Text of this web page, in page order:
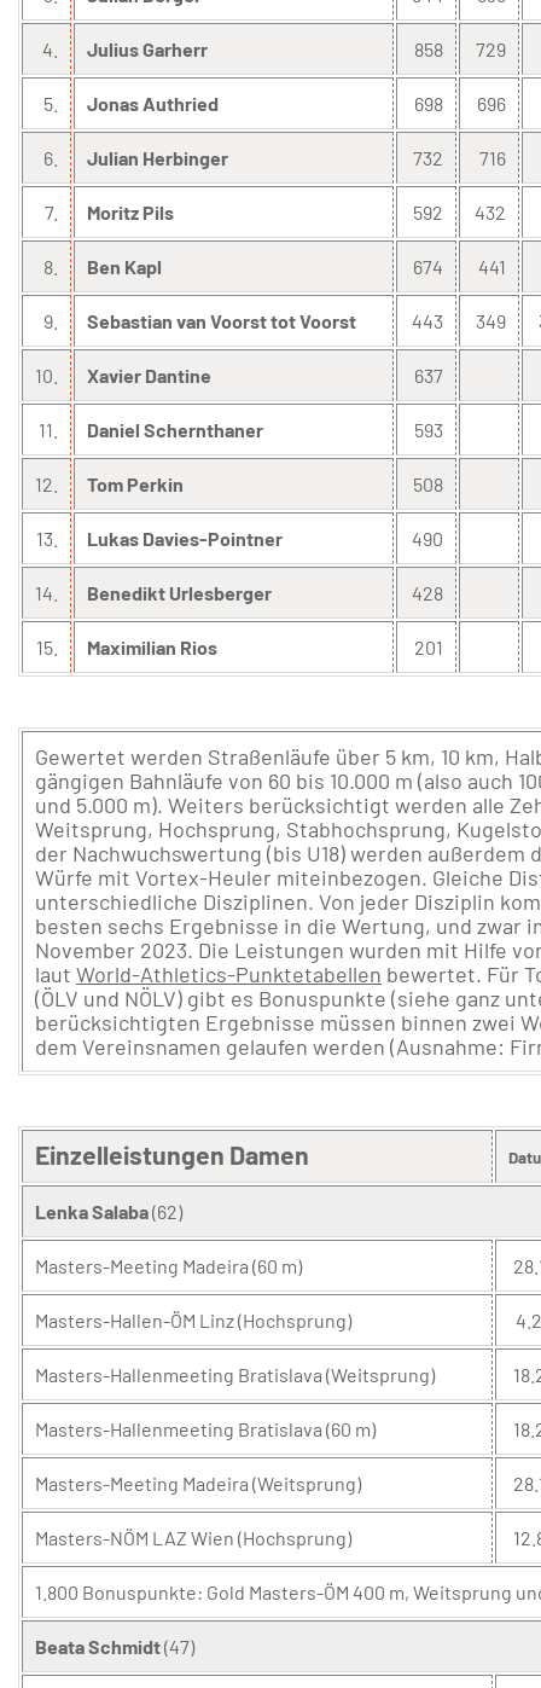
4. Julius Garherr 858 729
5. Jonas Authried 698 696
6. Julian Herbinger 732 716
7. Moritz Pils 592 432
8. Ben Kapl 674 441
9. Sebastian van Voorst tot Voorst 443 349
10. Xavier Dantine 637
11. Daniel Schernthaner 593
12. Tom Perkin 508
13. Lukas Davies-Pointner 490
14. Benedikt Urlesberger 428
15. Maximilian Rios 201
Gewertet werden Straßenläufe über 5 km, 10 km,
gängigen Bahnläufe von 60 bis 10.000 m (also auch
und 5.000 m). Weiters berücksichtigt werden alle
Weitsprung, Hochsprung, Stabhochsprung,
der Nachwuchswertung (bis U18) werden außerdem
Würfe mit Vortex-Heuler miteinbezogen. Gleiche
unterschiedliche Disziplinen. Von jeder Disziplin
besten sechs Ergebnisse in die Wertung, und zwar
November 2023. Die Leistungen wurden mit Hilfe
laut World-Athletics-Punktetabellen bewertet. Für
(ÖLV und NÖLV) gibt es Bonuspunkte (siehe ganz
berücksichtigten Ergebnisse müssen binnen zwei
dem Vereinsnamen gelaufen werden (Ausnahme:
Einzelleistungen Damen
Lenka Salaba(62)
Masters-Meeting Madeira (60 m)
Masters-Hallen-ÖM Linz (Hochsprung)
Masters-Hallenmeeting Bratislava (Weitsprung)
Masters-Hallenmeeting Bratislava (60 m)
Masters-Meeting Madeira (Weitsprung)
Masters-NÖM LAZ Wien (Hochsprung)
1.800 Bonuspunkte: Gold Masters-ÖM 400 m, Weitsprung
Beata Schmidt(47)